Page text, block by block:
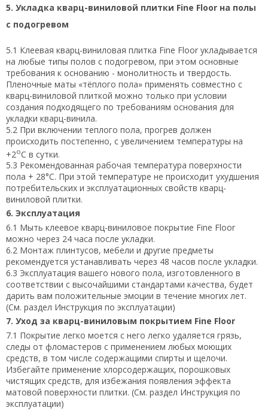
5. Укладка кварц-виниловой плитки Fine Floor на полы
с подогревом
5.1 Клеевая кварц-виниловая плитка Fine Floor укладывается
на любые типы полов с подогревом, при этом основные
требования к основанию - монолитность и твердость.
Пленочные маты «тёплого пола» применять совместно с
кварц-виниловой плиткой можно только при условии
создания подходящего по требованиям основания для
укладки кварц-винила.
5.2 При включении теплого пола, прогрев должен
происходить постепенно, с увеличением температуры на
+2оС в сутки.
5.3 Рекомендованная рабочая температура поверхности
пола + 28°С. При этой температуре не происходит ухудшения
потребительских и эксплуатационных свойств кварц-
виниловой плитки.
6. Эксплуатация
6.1 Мыть клеевое кварц-виниловое покрытие Fine Floor
можно через 24 часа после укладки.
6.2 Монтаж плинтусов, мебели и другие предметы
рекомендуется устанавливать через 48 часов после укладки.
6.3 Эксплуатация вашего нового пола, изготовленного в
соответствии с высочайшими стандартами качества, будет
дарить вам положительные эмоции в течение многих лет.
(См. раздел Инструкция по эксплуатации)
7. Уход за кварц-виниловым покрытием Fine Floor
7.1 Покрытие легко моется с него легко удаляется грязь,
следы от фломастеров с применением любых моющих
средств, в том числе содержащими спирты и щелочи.
Избегайте применение хлорсодержащих, порошковых
чистящих средств, для избежания появления эффекта
матовой поверхности плитки. (См. раздел Инструкция по
эксплуатации)